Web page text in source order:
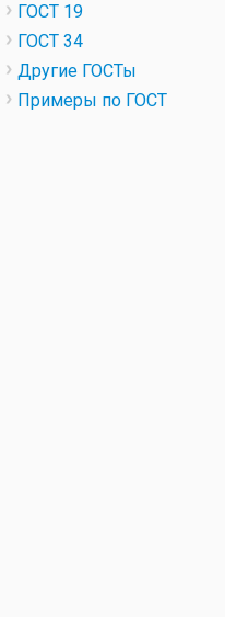
ГОСТ 19
ГОСТ 34
Другие ГОСТы
Примеры по ГОСТ